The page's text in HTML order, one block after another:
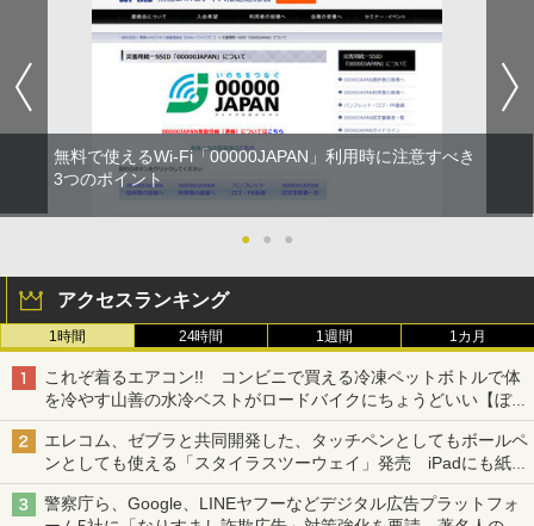
無料で使えるWi-Fi「00000JAPAN」利用時に注意すべき
3つのポイント
● ● ●
アクセスランキング
1時間 24時間 1週間 1カ月
これぞ着るエアコン!! コンビニで買える冷凍ペットボトルで体
を冷やす山善の水冷ベストがロードバイクにちょうどいい【ぼっ
ち・ざ・ろーど！その14】【空いた時間でなにしてる？】
エレコム、ゼブラと共同開発した、タッチペンとしてもボールペ
ンとしても使える「スタイラスツーウェイ」発売 iPadにも紙に
も、持ち替えずに書き込める
警察庁ら、Google、LINEヤフーなどデジタル広告プラットフォ